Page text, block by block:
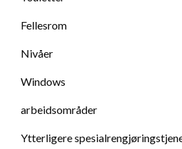
Fellesrom
Nivåer
Windows
arbeidsområder
Ytterligere